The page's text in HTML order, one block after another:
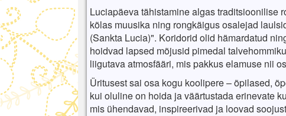
Luciapäeva tähistamine algas traditsioonilise
kõlas muusika ning rongkäigus osalejad
(Sankta Lucia)". Koridorid olid hämardatud
hoidvad lapsed mõjusid pimedal
liigutava atmosfääri, mis pakkus elamuse nii
Üritusest sai osa kogu koolipere – õpilased,
kui oluline on hoida ja väärtustada erinevate
mis ühendavad, inspireerivad ja loovad